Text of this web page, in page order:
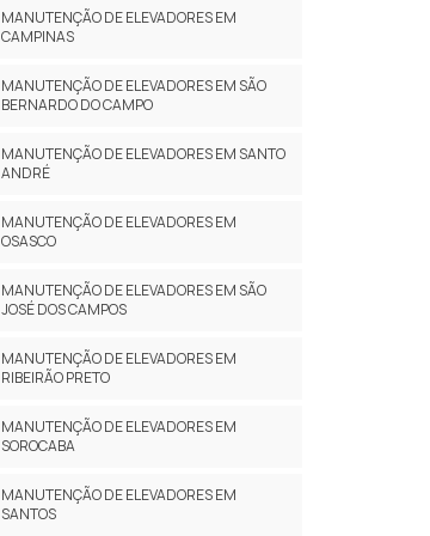
MANUTENÇÃO DE ELEVADORES EM
CAMPINAS
MANUTENÇÃO DE ELEVADORES EM SÃO
BERNARDO DO CAMPO
MANUTENÇÃO DE ELEVADORES EM SANTO
ANDRÉ
MANUTENÇÃO DE ELEVADORES EM
OSASCO
MANUTENÇÃO DE ELEVADORES EM SÃO
JOSÉ DOS CAMPOS
MANUTENÇÃO DE ELEVADORES EM
RIBEIRÃO PRETO
MANUTENÇÃO DE ELEVADORES EM
SOROCABA
MANUTENÇÃO DE ELEVADORES EM
SANTOS